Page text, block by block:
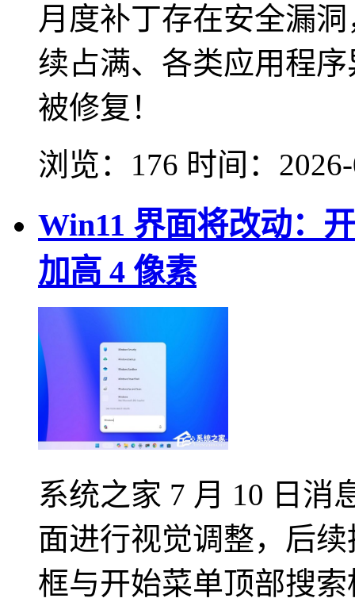
月度补丁存在安全漏
续占满、各类应用程
被修复！
浏览：176 时间：
Win11 界面将改动：
加高 4 像素
系统之家 7 月 10 日消
面进行视觉调整，后
框与开始菜单顶部搜